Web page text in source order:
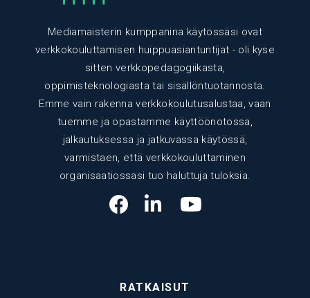
Mediamaisterin kumppanina käytössäsi ovat
verkkokouluttamisen huippuasiantuntijat - oli kyse
sitten verkkopedagogiikasta,
oppimisteknologiasta tai sisällöntuotannosta.
Emme vain rakenna verkkokoulutusalustaa, vaan
tuemme ja opastamme käyttöönotossa,
jalkautuksessa ja jatkuvassa käytössä,
varmistaen, että verkkokouluttaminen
organisaatiossasi tuo haluttuja tuloksia.
RATKAISUT